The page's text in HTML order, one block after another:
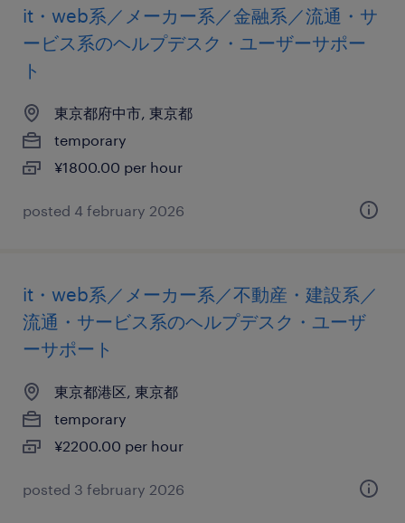
it・web系／メーカー系／金融系／流通・サ
ービス系のヘルプデスク・ユーザーサポー
ト
東京都府中市, 東京都
temporary
¥1800.00 per hour
posted 4 february 2026
it・web系／メーカー系／不動産・建設系／
流通・サービス系のヘルプデスク・ユーザ
ーサポート
東京都港区, 東京都
temporary
¥2200.00 per hour
posted 3 february 2026